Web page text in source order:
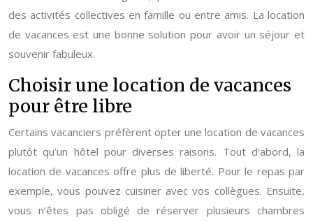
des activités collectives en famille ou entre amis. La location
de vacances est une bonne solution pour avoir un séjour et
souvenir fabuleux.
Choisir une location de vacances
pour être libre
Certains vacanciers préfèrent opter une location de vacances
plutôt qu’un hôtel pour diverses raisons. Tout d’abord, la
location de vacances offre plus de liberté. Pour le repas par
exemple, vous pouvez cuisiner avec vos collègues. Ensuite,
vous n’êtes pas obligé de réserver plusieurs chambres